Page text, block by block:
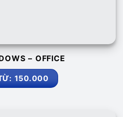
– OFFICE
150.000